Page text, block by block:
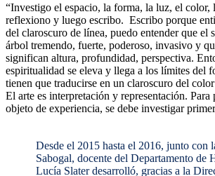
“Investigo el espacio, la forma, la luz, el color,
reflexiono y luego escribo. Escribo porque
del claroscuro de línea, puedo entender que el
árbol tremendo, fuerte, poderoso, invasivo y
significan altura, profundidad, perspectiva.
espiritualidad se eleva y llega a los límites del
tienen que traducirse en un claroscuro del
El arte es interpretación y representación. Para
objeto de experiencia, se debe investigar
Desde el 2015 hasta el 2016, junto con
Sabogal, docente del Departamento de
Lucía Slater desarrolló, gracias a la